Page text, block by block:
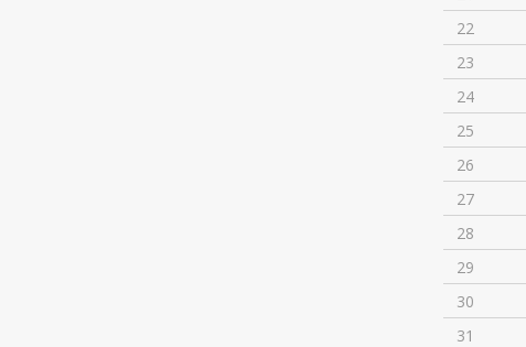
22
23
24
25
26
27
28
29
30
31